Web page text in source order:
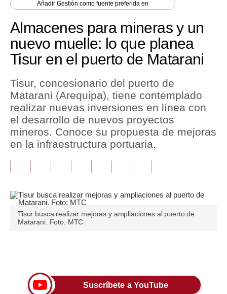
Perú
Política
Finanzas Personales
Inmobiliarias
Plus G
Pregunta de hoy
Blogs
Viajes
AñadirGestión como fuente preferida en
Almacenes para mineras y un
nuevo muelle: lo que planea
Tisur en el puerto de Matarani
Tisur, concesionario del puerto de
Matarani (Arequipa), tiene contemplado
realizar nuevas inversiones en línea con
el desarrollo de nuevos proyectos
mineros. Conoce su propuesta de mejoras
en la infraestructura portuaria.
Tisur busca realizar mejoras y ampliaciones al puerto de
Matarani. Foto: MTC
Suscríbete a YouTube